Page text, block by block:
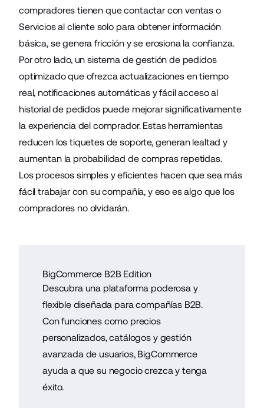
compradores tienen que contactar con ventas o
Servicios al cliente solo para obtener información
básica, se genera fricción y se erosiona la confianza.
Por otro lado, un sistema de gestión de pedidos
optimizado que ofrezca actualizaciones en tiempo
real, notificaciones automáticas y fácil acceso al
historial de pedidos puede mejorar significativamente
la experiencia del comprador. Estas herramientas
reducen los tiquetes de soporte, generan lealtad y
aumentan la probabilidad de compras repetidas.
Los procesos simples y eficientes hacen que sea más
fácil trabajar con su compañía, y eso es algo que los
compradores no olvidarán.
BigCommerce B2B Edition
Descubra una plataforma poderosa y
flexible diseñada para compañías B2B.
Con funciones como precios
personalizados, catálogos y gestión
avanzada de usuarios, BigCommerce
ayuda a que su negocio crezca y tenga
éxito.